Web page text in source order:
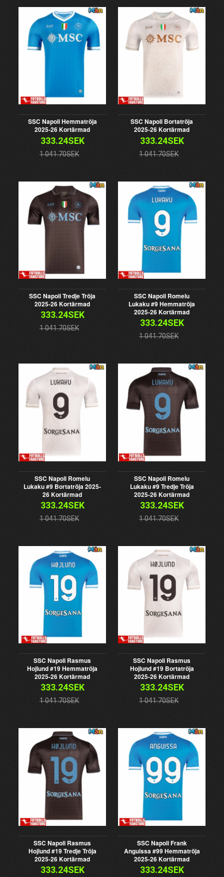
SSC Napoli Hemmatröja
2025-26 Kortärmad
333.24SEK
1 041.70SEK
SSC Napoli Bortatröja
2025-26 Kortärmad
333.24SEK
1 041.70SEK
SSC Napoli Tredje Tröja
2025-26 Kortärmad
333.24SEK
1 041.70SEK
SSC Napoli Romelu
Lukaku #9 Hemmatröja
2025-26 Kortärmad
333.24SEK
1 041.70SEK
SSC Napoli Romelu
Lukaku #9 Bortatröja 2025-
26 Kortärmad
333.24SEK
1 041.70SEK
SSC Napoli Romelu
Lukaku #9 Tredje Tröja
2025-26 Kortärmad
333.24SEK
1 041.70SEK
SSC Napoli Rasmus
Hojlund #19 Hemmatröja
2025-26 Kortärmad
333.24SEK
1 041.70SEK
SSC Napoli Rasmus
Hojlund #19 Bortatröja
2025-26 Kortärmad
333.24SEK
1 041.70SEK
SSC Napoli Rasmus
Hojlund #19 Tredje Tröja
2025-26 Kortärmad
333.24SEK
SSC Napoli Frank
Anguissa #99 Hemmatröja
2025-26 Kortärmad
333.24SEK